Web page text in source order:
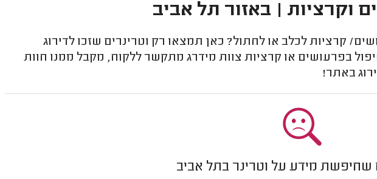
וקרציות | באזור תל אביב
קרציות לכלב או לחתול? כאן תמצאו רק וטרינרים שזכו לדירוג
בפרעושים או קרציות צוות מידרג מתקשר ללקוח, מקבל ממנו חוות
באתר!
שחיפשת מידע על וטרינר בתל אביב